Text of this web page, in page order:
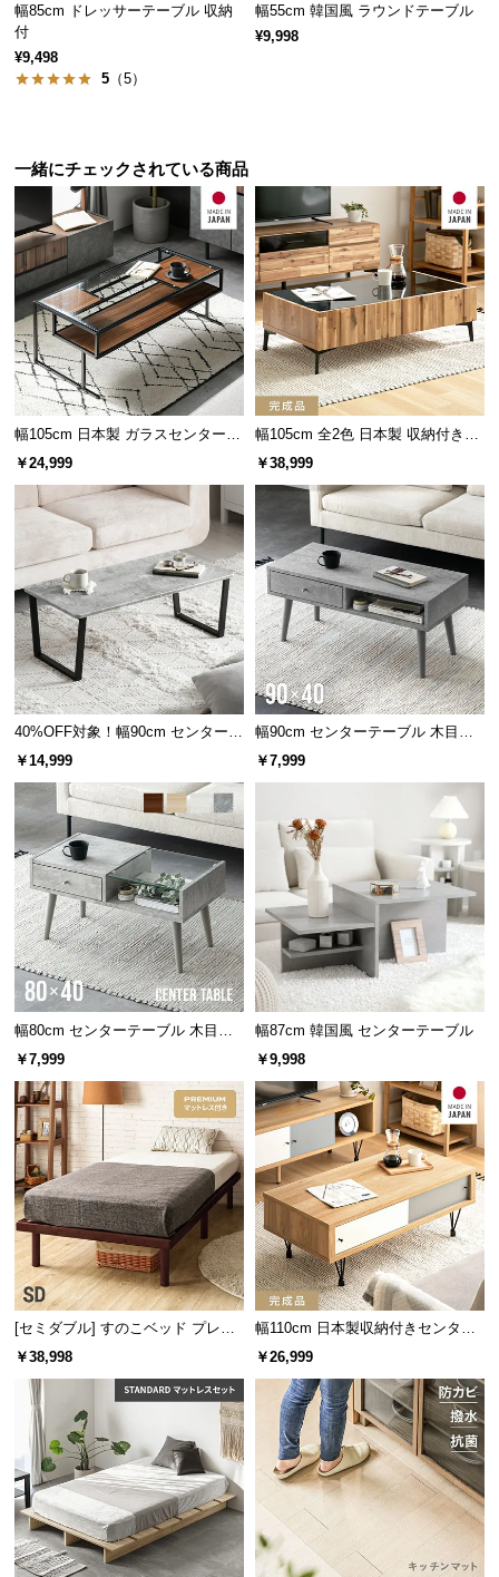
お
客
様
お
せ
ブ
ロ
グ
業
情
報
o.,
幅85cm ドレッサーテーブル 収納
付
¥9,498
5 （5）
幅55cm 韓国風 ラウンドテーブル
¥9,998
一緒にチェックされている商品
幅105cm 日本製 ガラスセンターテ
ーブル
￥24,999
幅105cm 全2色 日本製 収納付きセ
ンターテーブル TCT-008
￥38,999
40%OFF対象！幅90cm センターテ
ーブル 大理石/モルタル調 スクエ
￥14,999
幅90cm センターテーブル 木目調/
モルタル調
￥7,999
幅80cm センターテーブル 木目調/
モルタル調
￥7,999
幅87cm 韓国風 センターテーブル
￥9,998
[セミダブル] すのこベッド プレミ
アムマットレス付き
￥38,998
幅110cm 日本製収納付きセンター
テーブル TCT-007
￥26,999